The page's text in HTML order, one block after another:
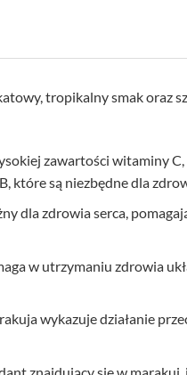
tropikalny smak oraz
zawartości witaminy
które są niezbędne dla
dla zdrowia serca,
w utrzymaniu zdrowia
wykazuje działanie